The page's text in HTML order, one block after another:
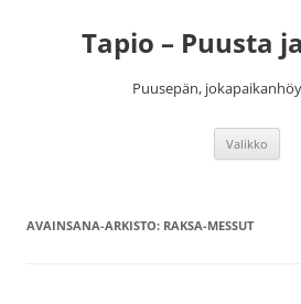
Tapio – Puusta
Puusepän,
Valikko
AVAINSANA-ARKISTO: RAKSA-MESSUT